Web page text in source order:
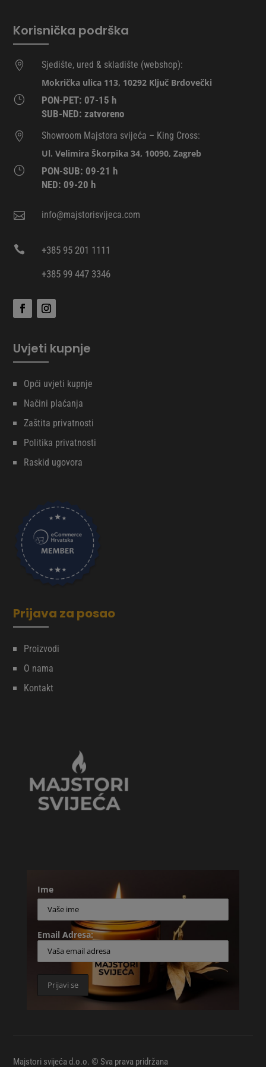
stranici
Korisnička podrška

Sjedište, ured & skladište (webshop):
Mokrička ulica 113, 10292 Ključ Brdovečki
}
PON-PET: 07-15 h
SUB-NED: zatvoreno

Showroom Majstora svijeća – King Cross:
Ul. Velimira Škorpika 34, 10090, Zagreb
}
PON-SUB: 09-21 h
NED: 09-20 h
 info@majstorisvijeca.com

+385 95 201 1111
+385 99 447 3346
Uvjeti kupnje
Opći uvjeti kupnje
Načini plaćanja
Zaštita privatnosti
Politika privatnosti
Raskid ugovora
Prijava za posao
Proizvodi
O nama
Kontakt
Ime
Email Adresa:
Majstori svijeća d.o.o. © Sva prava pridržana